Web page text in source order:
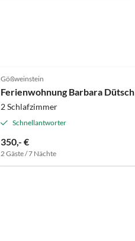
Gößweinstein
Ferienwohnung Barbara Dütsch
2 Schlafzimmer
Schnellantworter
350,- €
2 Gäste / 7 Nächte